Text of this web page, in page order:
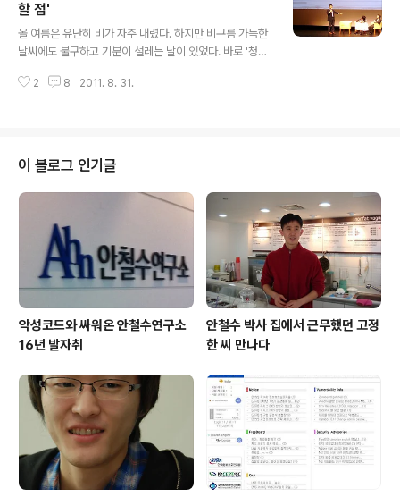
대한 이야기로 가볍게 시작했다. "박경철 원장은 아저씨의
탈을 쓴 여고생이에요. 조금만 슬퍼도 눈물을 흘리는 예민
한 감수성의 소유자이지요. 김제동씨와는 이런 일이 있었
어요. 강의를 다닐 때 사람들이 알아보고 사인해 달라고 하
면 쑥스럽다고 했더니 '아직 연예인 수준은 아니다.'라고 하
할 점'
올 여름은 유난히 비가 자주 내렸다. 하지만 비구름 가득한
날씨에도 불구하고 기분이 설레는 날이 있었다. 바로 '청춘
것인지 어두웠던 하늘도 점점 개어서 7월 8일 안산에서 열
이 좋았다. 그리고 오늘은 어느 이야기를 해주실지 몹시 기
대가 되었다. '청춘콘서트'라고 해서 내 또래의 대학생들이
모여 있을 줄 알았다. 하지만 마음속의 '청춘'을 간직하고
있는 4, 50대 어른들도 많이 참석한 것을 보았다. 이런 분
들을 보면서 '나중에 40대가 넘어서 이런 기회가 생긴다면
참여할 수 ..
2 8 2011. 8. 31.
이 블로그 인기글
악성코드와 싸워온 안철수연구소
16년 발자취
안철수 박사 집에서 근무했던 고정
한 씨 만나다